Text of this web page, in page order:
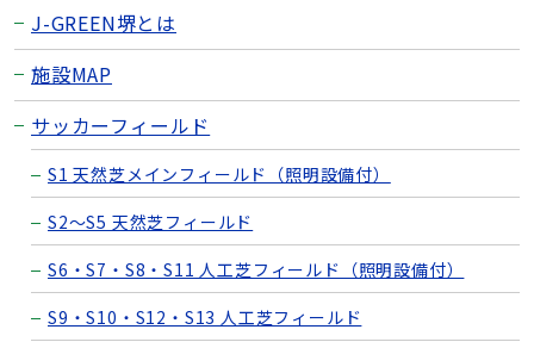
J-GREEN堺とは
施設MAP
サッカーフィールド
S1 天然芝メインフィールド（照明設備付）
S2〜S5 天然芝フィールド
S6・S7・S8・S11 人工芝フィールド（照明設備付）
S9・S10・S12・S13 人工芝フィールド